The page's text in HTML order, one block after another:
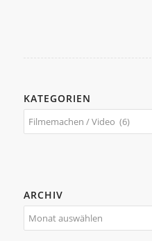
KATEGORIEN
Kategorien
ARCHIV